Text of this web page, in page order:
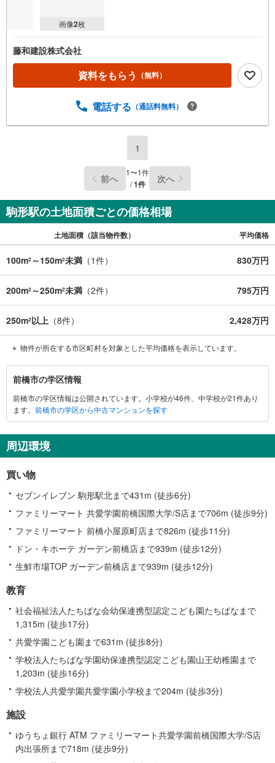
画像2枚
藤和建設株式会社
資料をもらう （無料）
電話する （通話料無料）
1
前へ 1〜1件
/1件 次へ
駒形駅の土地面積ごとの価格相場
土地面積（該当物件数） 平均価格
100m2 ～150m2未満 （1件） 830万円
200m2 ～250m2未満 （2件） 795万円
250m2以上 （8件） 2,428万円
物件が所在する市区町村を対象とした平均価格を表示しています。
前
橋
市
に
す
る
報
前橋市の学区情報
前橋市の学区情報は公開されています。小学校が46件、中学校が21件あり
ます。 前橋市の学区から中古マンションを探す
周辺環境
買い物
セブンイレブン 駒形駅北まで431m (徒歩6分)
ファミリーマート 共愛学園前橋国際大学/S店まで706m (徒歩9分)
ファミリーマート 前橋小屋原町店まで826m (徒歩11分)
ドン・キホーテ ガーデン前橋店まで939m (徒歩12分)
生鮮市場TOP ガーデン前橋店まで939m (徒歩12分)
教育
社会福祉法人たちばな会幼保連携型認定こども園たちばなまで
1,315m (徒歩17分)
共愛学園こども園まで631m (徒歩8分)
学校法人たちばな学園幼保連携型認定こども園山王幼稚園まで
1,203m (徒歩16分)
学校法人共愛学園共愛学園小学校まで204m (徒歩3分)
施設
ゆうちょ銀行 ATM ファミリーマート共愛学園前橋国際大学/S店
内出張所まで718m (徒歩9分)